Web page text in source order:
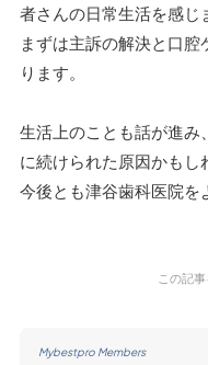
者さんの日常生活を感じ
まずは主訴の解決と口
ります。
生活上のことも話が進み
に続けられた原因かもし
今後とも津谷歯科医院を
この記
Mybestpro Members